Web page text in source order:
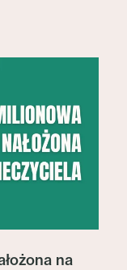
na